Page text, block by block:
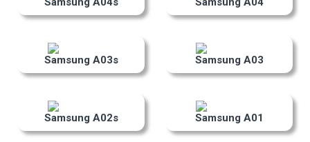
Samsung A03s Samsung A03
Samsung A02s Samsung A01